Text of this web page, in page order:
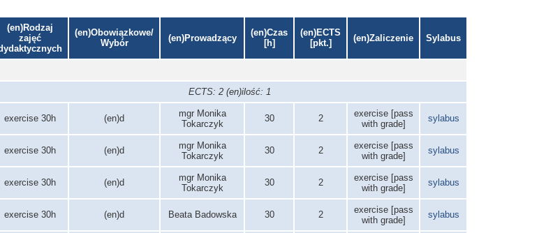
(en)Rodzaj
zajęć
(en)Obowiązkowe/
Wybór
(en)Prowadzący
(en)Czas
[h]
(en)ECTS
[pkt.]
(en)Zaliczenie Sylabus
ECTS: 2 (en)ilość: 1
exercise 30h (en)d
mgr Monika
Tokarczyk
30 2
exercise [pass
with grade]
sylabus
exercise 30h (en)d
mgr Monika
Tokarczyk
30 2
exercise [pass
with grade]
sylabus
exercise 30h (en)d
mgr Monika
Tokarczyk
30 2
exercise [pass
with grade]
sylabus
exercise 30h (en)d Beata Badowska 30 2
exercise [pass
with grade]
sylabus